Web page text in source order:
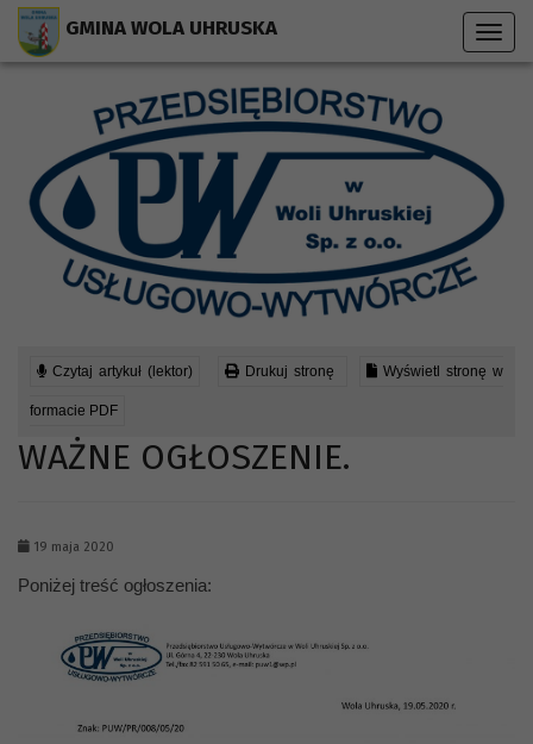
GMINA WOLA UHRUSKA
Czytaj artykuł (lektor) Drukuj stronę Wyświetl stronę w
formacie PDF
WAŻNE OGŁOSZENIE.
19 maja 2020
Poniżej treść ogłoszenia: